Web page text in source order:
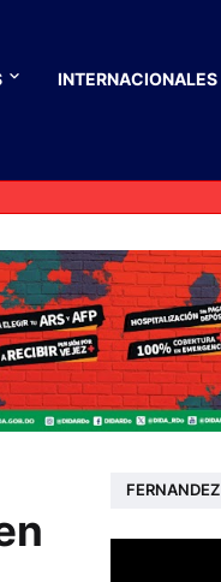
INTERNACIONALES
FERNANDEZ